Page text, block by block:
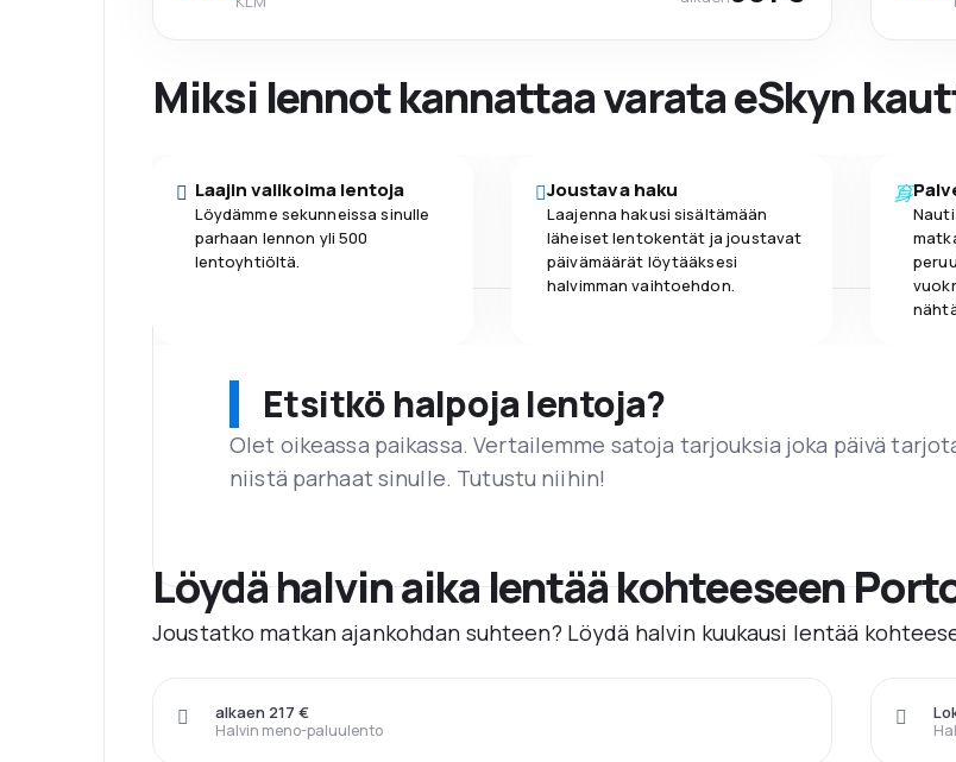
Miksi lennot kannattaa varata eSkyn
Laajin valikoima lentoja
Löydämme sekunneissa sinulle
parhaan lennon yli 500
lentoyhtiöltä.
Joustava haku
Laajenna hakusi sisältämään
läheiset lentokentät ja joustavat
päivämäärät löytääksesi
halvimman vaihtoehdon.
Etsitkö halpoja lentoja?
Olet oikeassa paikassa. Vertailemme satoja tarjouksia joka päivä
niistä parhaat sinulle. Tutustu niihin!
Löydä halvin aika lentää kohteeseen
Joustatko matkan ajankohdan suhteen? Löydä halvin kuukausi lentää
Halvin meno-paluulento
alkaen 217 €